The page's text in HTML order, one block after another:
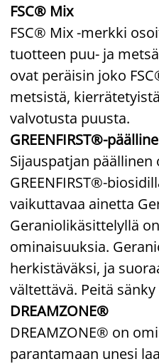
FSC® Mix
FSC® Mix -merkki
tuotteen puu- ja
ovat peräisin joko
metsistä,
valvotusta puusta.
GREENFIRST®-
Sijauspatjan päällinen
GREENFIRST®-
vaikuttavaa ainetta
Geraniolikäsittelyllä
ominaisuuksia.
herkistäväksi, ja
vältettävä. Peitä
DREAMZONE®
DREAMZONE® on
parantamaan unesi